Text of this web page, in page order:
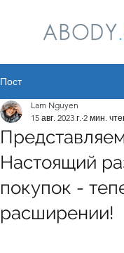
Пост
Настоящий
покупок -
расширении!
Lam Nguyen
15 авг. 2023 г. 2 мин.